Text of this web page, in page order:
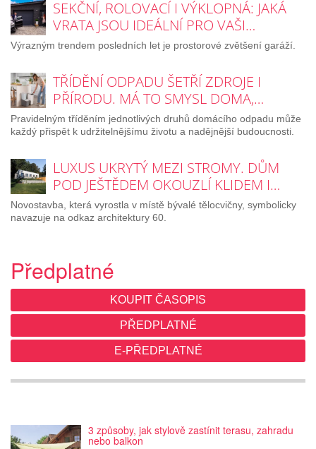
SEKČNÍ, ROLOVACÍ I VÝKLOPNÁ: JAKÁ
VRATA JSOU IDEÁLNÍ PRO VAŠI…
Výrazným trendem posledních let je prostorové zvětšení garáží.
TŘÍDĚNÍ ODPADU ŠETŘÍ ZDROJE I
PŘÍRODU. MÁ TO SMYSL DOMA,…
Pravidelným tříděním jednotlivých druhů domácího odpadu může
každý přispět k udržitelnějšímu životu a nadějnější budoucnosti.
LUXUS UKRYTÝ MEZI STROMY. DŮM
POD JEŠTĚDEM OKOUZLÍ KLIDEM I…
Novostavba, která vyrostla v místě bývalé tělocvičny, symbolicky
navazuje na odkaz architektury 60.
Předplatné
KOUPIT ČASOPIS
PŘEDPLATNÉ
E-PŘEDPLATNÉ
3 způsoby, jak stylově zastínit terasu, zahradu
nebo balkon